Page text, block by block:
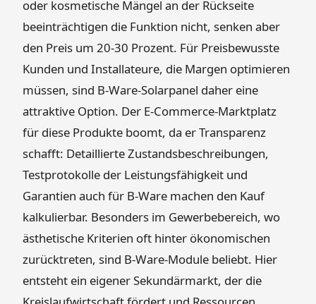
oder kosmetische Mängel an der Rückseite
beeinträchtigen die Funktion nicht, senken aber
den Preis um 20-30 Prozent. Für Preisbewusste
Kunden und Installateure, die Margen optimieren
müssen, sind B-Ware-Solarpanel daher eine
attraktive Option. Der E-Commerce-Marktplatz
für diese Produkte boomt, da er Transparenz
schafft: Detaillierte Zustandsbeschreibungen,
Testprotokolle der Leistungsfähigkeit und
Garantien auch für B-Ware machen den Kauf
kalkulierbar. Besonders im Gewerbebereich, wo
ästhetische Kriterien oft hinter ökonomischen
zurücktreten, sind B-Ware-Module beliebt. Hier
entsteht ein eigener Sekundärmarkt, der die